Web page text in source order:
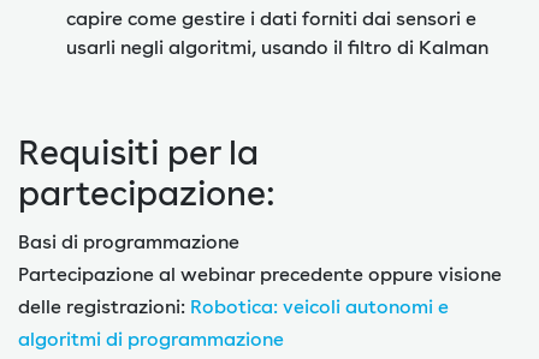
capire come gestire i dati forniti dai sensori e
usarli negli algoritmi, usando il filtro di Kalman
Requisiti per la
partecipazione:
Basi di programmazione
Partecipazione al webinar precedente oppure visione
delle registrazioni: Robotica: veicoli autonomi e
algoritmi di programmazione